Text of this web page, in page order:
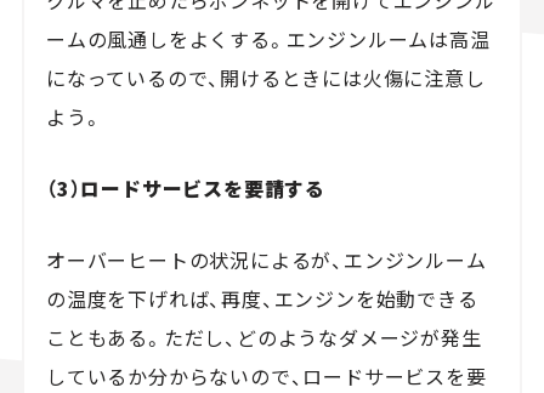
ームの風通しをよくする。エンジンルームは高温
になっているので、開けるときには火傷に注意し
よう。
（3）ロードサービスを要請する
オーバーヒートの状況によるが、エンジンルーム
の温度を下げれば、再度、エンジンを始動できる
こともある。ただし、どのようなダメージが発生
しているか分からないので、ロードサービスを要